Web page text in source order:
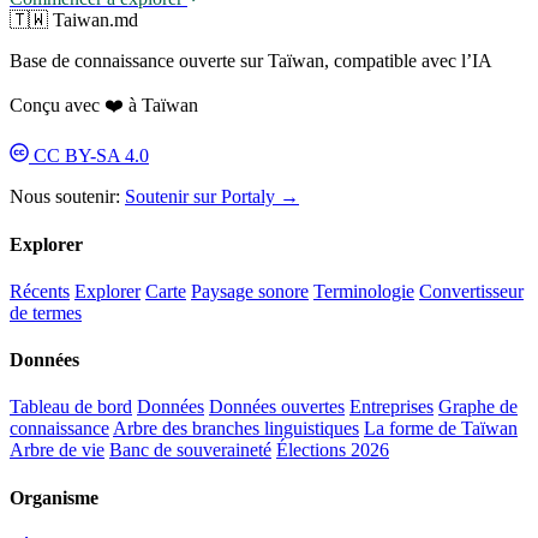
🇹🇼 Taiwan.md
Base de connaissance ouverte sur Taïwan, compatible avec l’IA
Conçu avec ❤️ à Taïwan
CC BY-SA 4.0
Nous soutenir: Soutenir sur Portaly →
Explorer
Récents Explorer Carte Paysage sonore Terminologie Convertisseur
de termes
Données
Tableau de bord Données Données ouvertes Entreprises Graphe de
connaissanceArbre des branches linguistiques La forme de Taïwan
Arbre de vie Banc de souveraineté Élections 2026
Organisme